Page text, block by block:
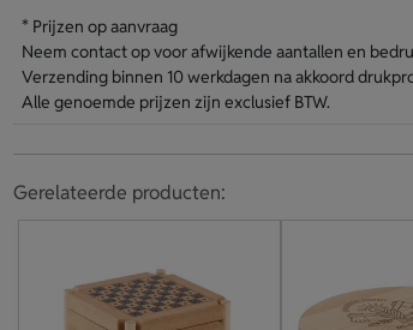
* Prijzen op aanvraag
Neem contact op voor afwijkende aantallen en
Verzending binnen 10 werkdagen na akkoord
Alle genoemde prijzen zijn exclusief BTW.
Gerelateerde producten: